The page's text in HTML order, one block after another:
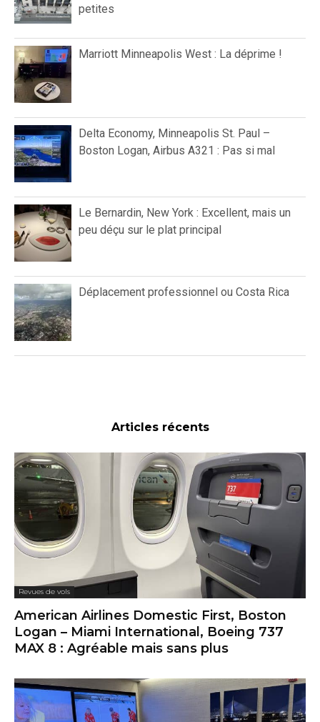
petites
Marriott Minneapolis West : La déprime !
Delta Economy, Minneapolis St. Paul –
Boston Logan, Airbus A321 : Pas si mal
Le Bernardin, New York : Excellent, mais un
peu déçu sur le plat principal
Déplacement professionnel ou Costa Rica
Articles récents
Revues de vols
American Airlines Domestic First, Boston
Logan – Miami International, Boeing 737
MAX 8 : Agréable mais sans plus